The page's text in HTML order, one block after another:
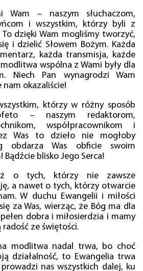
Wam – naszym słuchaczom,
i wszystkim, którzy byli z
dzięki Wam mogliśmy tworzyć,
i dzielić Słowem Bożym. Każda
każda transmisja, każde
wspólna z Wami były dla
Niech Pan wynagrodzi Wam
okazaliście!
którzy w różny sposób
– naszym redaktorom,
współpracownikom i
Was to dzieło nie mogłoby
obdarza Was obficie swoim
Bądźcie blisko Jego Serca!
o tych, którzy nie zawsze
a nawet o tych, którzy otwarcie
W duchu Ewangelii i miłości
za Was, wierząc, że Bóg ma dla
dobra i miłosierdzia i mamy
ze świętości.
modlitwa nadal trwa, bo choć
działalność, to Ewangelia trwa
nas wszystkich dalej, ku